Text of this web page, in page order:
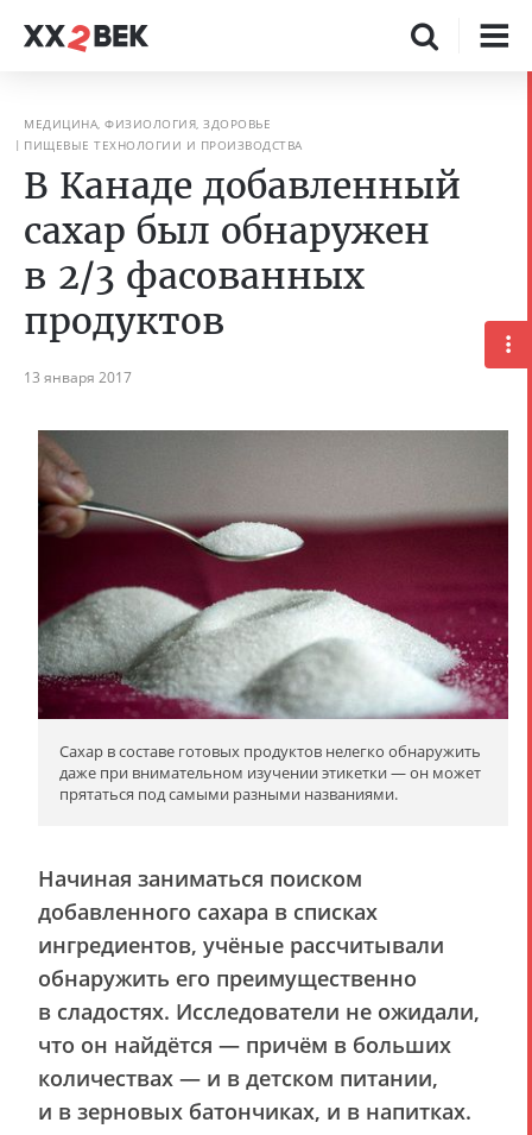
МЕДИЦИНА, ФИЗИОЛОГИЯ, ЗДОРОВЬЕ
ПИЩЕВЫЕ ТЕХНОЛОГИИ И ПРОИЗВОДСТВА
В Канаде добавленный
сахар был обнаружен
в 2/3 фасованных
продуктов
13 января 2017
Сахар в составе готовых продуктов нелегко обнаружить
даже при внимательном изучении этикетки — он может
прятаться под самыми разными названиями.
Начиная заниматься поиском
добавленного сахара в списках
ингредиентов, учёные рассчитывали
обнаружить его преимущественно
в сладостях. Исследователи не ожидали,
что он найдётся — причём в больших
количествах — и в детском питании,
и в зерновых батончиках, и в напитках.